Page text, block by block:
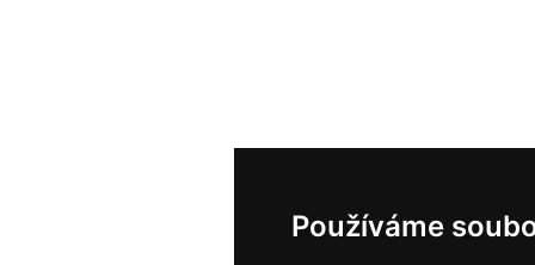
Používáme